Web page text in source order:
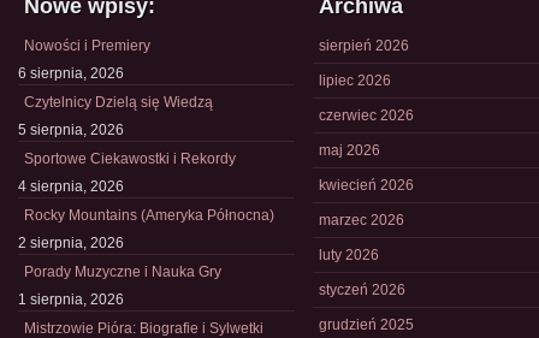
Nowe wpisy:
Nowości i Premiery
6 sierpnia, 2026
Czytelnicy Dzielą się Wiedzą
5 sierpnia, 2026
Sportowe Ciekawostki i Rekordy
4 sierpnia, 2026
Rocky Mountains (Ameryka Północna)
2 sierpnia, 2026
Porady Muzyczne i Nauka Gry
1 sierpnia, 2026
Mistrzowie Pióra: Biografie i Sylwetki
Archiwa
sierpień 2026
lipiec 2026
czerwiec 2026
maj 2026
kwiecień 2026
marzec 2026
luty 2026
styczeń 2026
grudzień 2025